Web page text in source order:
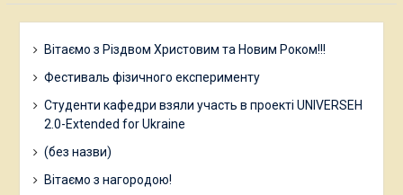
Вітаємо з Різдвом Христовим та Новим Роком!!!
Фестиваль фізичного експерименту
Студенти кафедри взяли участь в проекті UNIVERSEH
2.0-Extended for Ukraine
(без назви)
Вітаємо з нагородою!